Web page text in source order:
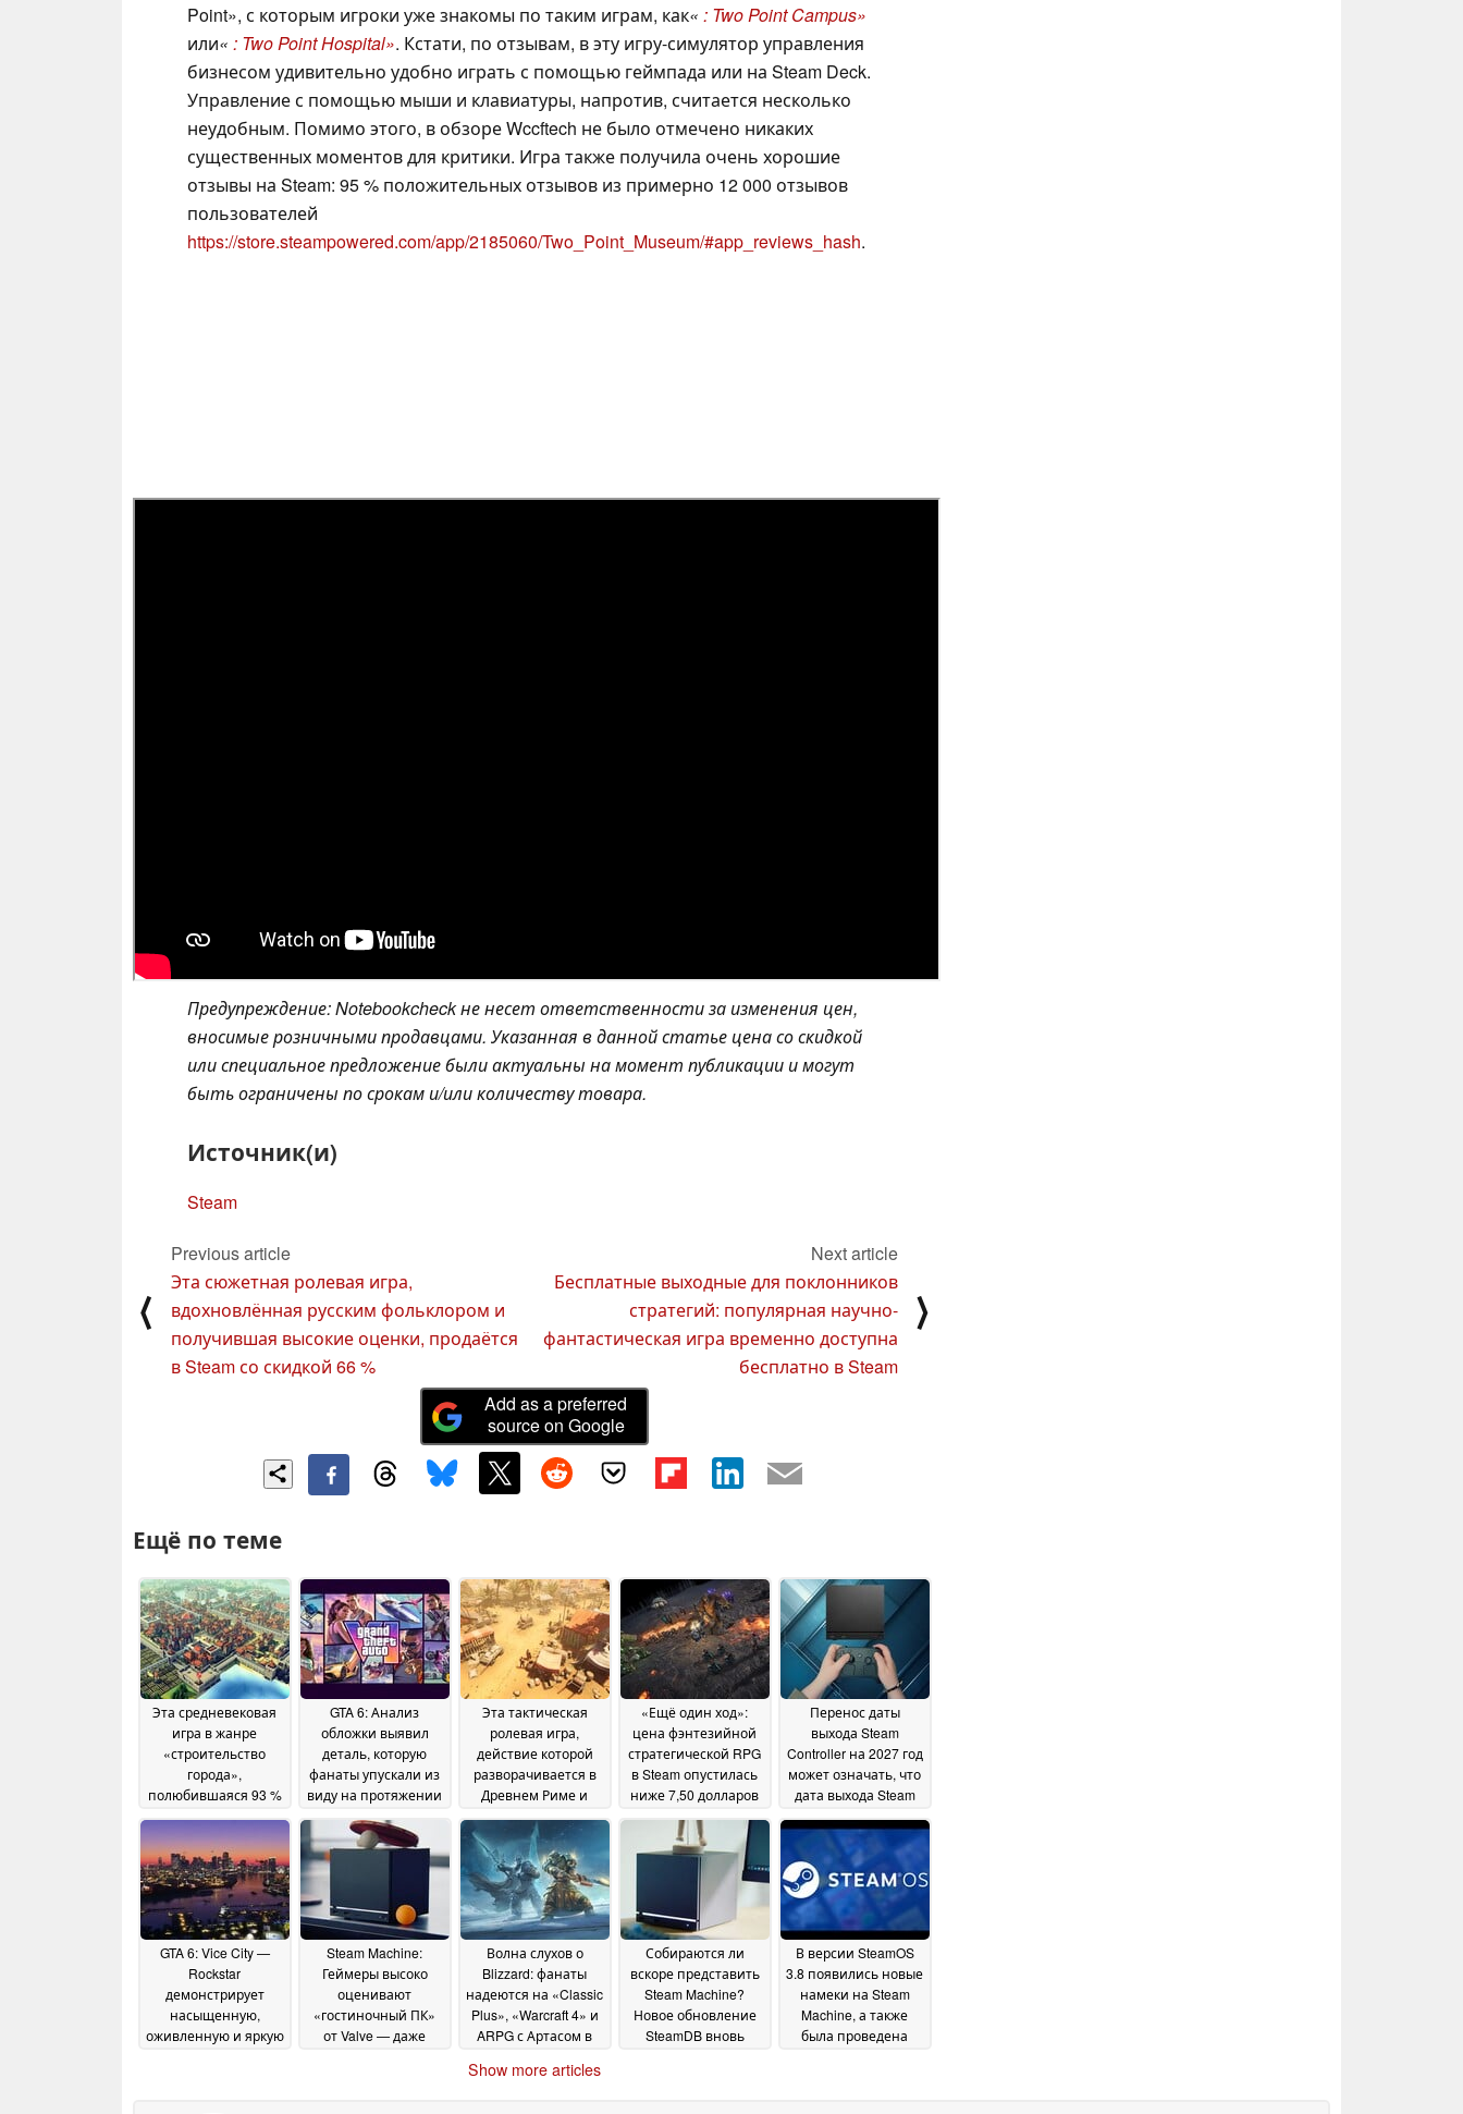
Point», с которым игроки уже знакомы по таким играм, как« : Two Point Campus»
или« : Two Point Hospital». Кстати, по отзывам, в эту игру-симулятор управления
бизнесом удивительно удобно играть с помощью геймпада или на Steam Deck.
Управление с помощью мыши и клавиатуры, напротив, считается несколько
неудобным. Помимо этого, в обзоре Wccftech не было отмечено никаких
существенных моментов для критики. Игра также получила очень хорошие
отзывы на Steam: 95 % положительных отзывов из примерно 12 000 отзывов
пользователей
https://store.steampowered.com/app/2185060/Two_Point_Museum/#app_reviews_hash.
Предупреждение: Notebookcheck не несет ответственности за изменения цен,
вносимые розничными продавцами. Указанная в данной статье цена со скидкой
или специальное предложение были актуальны на момент публикации и могут
быть ограничены по срокам и/или количеству товара.
Источник(и)
Steam
⟨
Previous article
Эта сюжетная ролевая игра,
вдохновлённая русским фольклором и
получившая высокие оценки, продаётся
в Steam со скидкой 66 %
Next article
Бесплатные выходные для поклонников
стратегий: популярная научно-
фантастическая игра временно доступна
бесплатно в Steam
⟩
Add as a preferred
source on Google
Ещё по теме
Эта средневековая
игра в жанре
«строительство
города»,
полюбившаяся 93 %
Steam со скидкой 50
%22 June 2026
GTA 6: Анализ
обложки выявил
деталь, которую
фанаты упускали из
виду на протяжении
20 June 2026
Эта тактическая
ролевая игра,
действие которой
разворачивается в
Древнем Риме и
% положительных
отзывов, продается в
Steam со скидкой 80
%20 June 2026
«Ещё один ход»:
цена фэнтезийной
стратегической RPG
в Steam опустилась
ниже 7,50 долларов
20 June 2026
Перенос даты
выхода Steam
Controller на 2027 год
может означать, что
дата выхода Steam
оправдает
ожиданий 19 June 2026
GTA 6: Vice City —
Rockstar
демонстрирует
насыщенную,
оживленную и яркую
Steam Machine:
Геймеры высоко
оценивают
«гостиночный ПК»
от Valve — даже
Волна слухов о
Blizzard: фанаты
надеются на «Classic
Plus», «Warcraft 4» и
ARPG с Артасом в
2026
Собираются ли
вскоре представить
Steam Machine?
Новое обновление
SteamDB вновь
В версии SteamOS
3.8 появились новые
намеки на Steam
Machine, а также
была проведена
Show more articles